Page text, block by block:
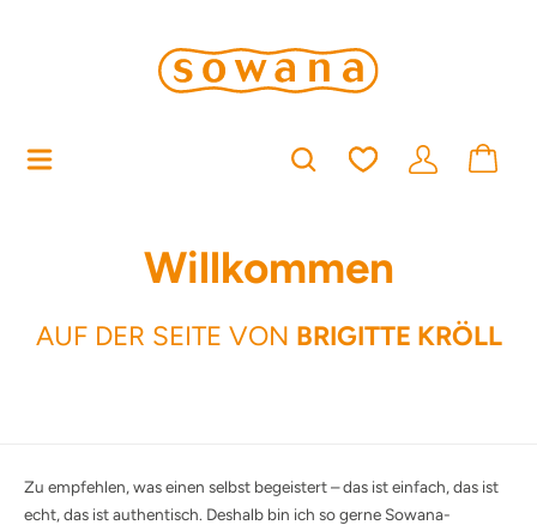
Du hast 0
Willkommen
AUF DER SEITE VON BRIGITTE KRÖLL
Zu empfehlen, was einen selbst begeistert – das ist einfach, das ist
echt, das ist authentisch. Deshalb bin ich so gerne Sowana-